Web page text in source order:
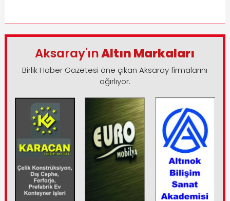
Aksaray'ınAltın Markaları
Birlik Haber Gazetesi öne çıkan Aksaray firmalarını
ağırlıyor.